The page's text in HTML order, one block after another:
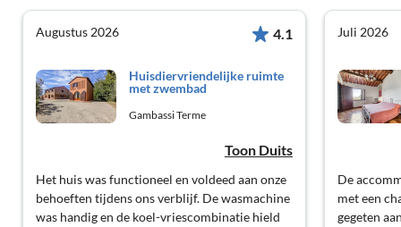
Augustus 2026 4.1
Huisdiervriendelijke ruimte
met zwembad
Gambassi Terme
Toon Duits
Het huis was functioneel en voldeed aan onze
behoeften tijdens ons verblijf. De wasmachine
was handig en de koel-vriescombinatie hield
Juli 2026
De
met een
gegeten